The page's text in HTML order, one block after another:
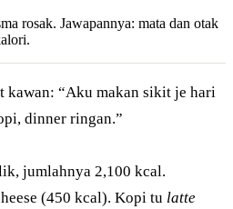
rosak. Jawapannya: mata dan otak
kawan: “Aku makan sikit je hari
dinner ringan.”
jumlahnya 2,100 kcal.
(450 kcal). Kopi tu latte